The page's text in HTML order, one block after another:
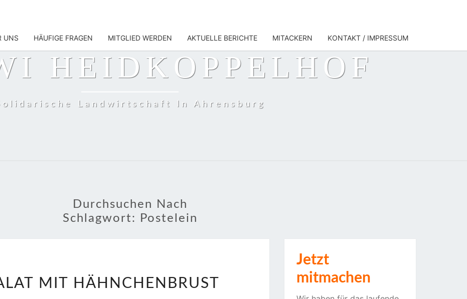
UNS HÄUFIGE FRAGEN MITGLIED WERDEN AKTUELLE BERICHTE MITACKERN KONTAKT / IMPRESSUM
HEIDKOPPELHOF
Landwirtschaft In Ahrensburg
Durchsuchen Nach
Schlagwort:
Postelein
SALAT
MIT HÄHNCHENBRUST
Jetzt
mitmachen